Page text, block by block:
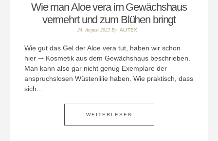
Wie man Aloe vera im Gewächshaus
vermehrt und zum Blühen bringt
24. August 2022By ALITEX
Wie gut das Gel der Aloe vera tut, haben wir schon
hier 🠒 Kosmetik aus dem Gewächshaus beschrieben.
Man kann also gar nicht genug Exemplare der
anspruchslosen Wüstenlilie haben. Wie praktisch, dass
sich…
WEITERLESEN